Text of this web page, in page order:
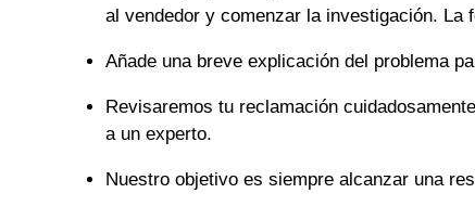
al vendedor y comenzar la investigación. La
Añade una breve explicación del problema
Revisaremos tu reclamación
a un experto.
Nuestro objetivo es siempre alcanzar una